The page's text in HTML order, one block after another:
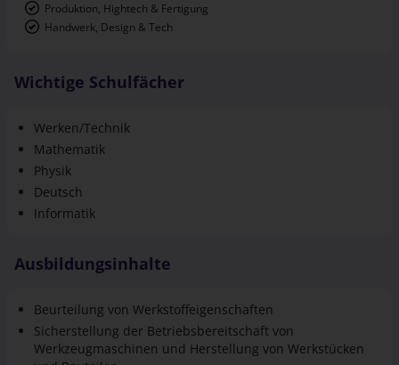
Produktion, Hightech & Fertigung
Handwerk, Design & Tech
Wichtige Schulfächer
Werken/Technik
Mathematik
Physik
Deutsch
Informatik
Ausbildungsinhalte
Beurteilung von Werkstoffeigenschaften
Sicherstellung der Betriebsbereitschaft von
Werkzeugmaschinen und Herstellung von Werkstücken